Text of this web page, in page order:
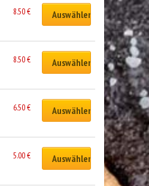
8.50€ Auswählen
8.50€ Auswählen
6.50€ Auswählen
5.00€ Auswählen